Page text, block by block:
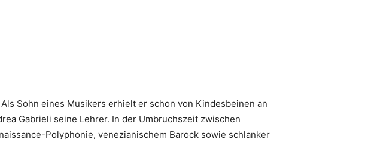
Sohn eines Musikers erhielt er schon von Kindesbeinen an
Gabrieli seine Lehrer. In der Umbruchszeit zwischen
Polyphonie, venezianischem Barock sowie schlanker